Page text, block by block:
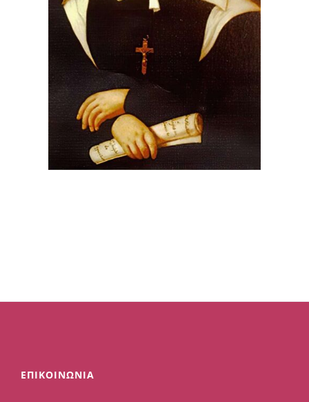
ΕΠΙΚΟΙΝΩΝΙΑ